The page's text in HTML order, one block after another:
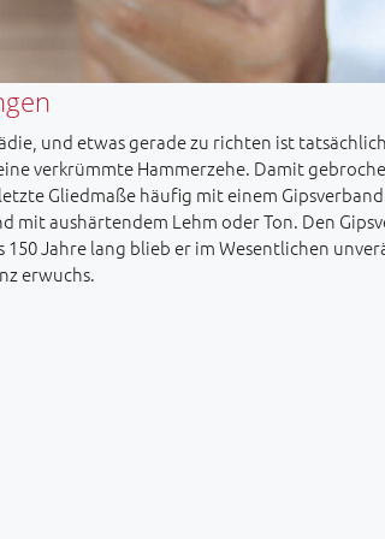
und etwas gerade zu richten ist
verkrümmte Hammerzehe. Damit
Gliedmaße häufig mit einem
aushärtendem Lehm oder Ton. Den
Jahre lang blieb er im Wesentlichen
erwuchs.